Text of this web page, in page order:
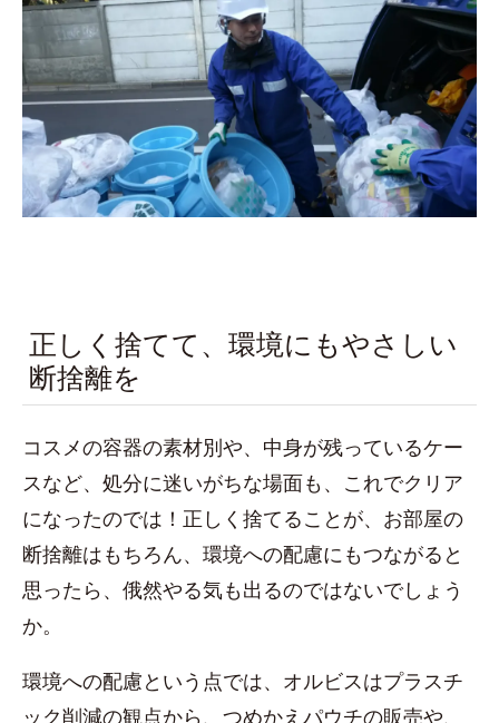
正しく捨てて、環境にもやさしい
断捨離を
コスメの容器の素材別や、中身が残っているケー
スなど、処分に迷いがちな場面も、これでクリア
になったのでは！正しく捨てることが、お部屋の
断捨離はもちろん、環境への配慮にもつながると
思ったら、俄然やる気も出るのではないでしょう
か。
環境への配慮という点では、オルビスはプラスチ
ック削減の観点から、つめかえパウチの販売や、